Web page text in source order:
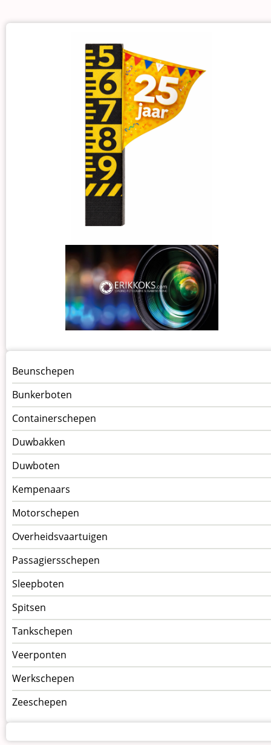
Menu
Schepen
Beunschepen
Bunkerboten
Containerschepen
Duwbakken
Duwboten
Kempenaars
Motorschepen
Overheidsvaartuigen
Passagiersschepen
Sleepboten
Spitsen
Tankschepen
Veerponten
Werkschepen
Zeeschepen